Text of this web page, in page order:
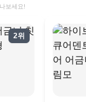
보세요!
2위